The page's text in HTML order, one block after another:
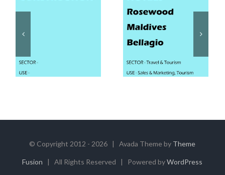
© Copyright 2012 - 2026 | Avada Theme by Theme
Fusion | All Rights Reserved | Powered byWordPress